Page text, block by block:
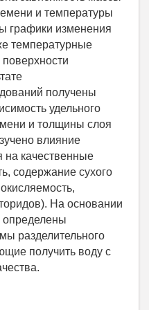
и температуры
графики изменения
температурные
получены
удельного
и толщины слоя
влияние
на качественные
содержание сухого
На основании
определены
разделительного
получить воду с